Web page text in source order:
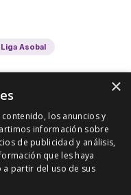
Liga Asobal
×
los anuncios y
información sobre
de publicidad y análisis,
que les haya
partir del uso de sus